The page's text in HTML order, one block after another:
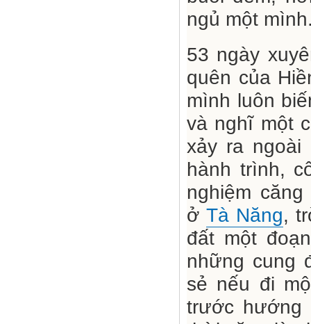
ngủ một
53 ngày
quên của
mình luôn
và nghĩ một
xảy ra ngoài
hành trình,
nghiệm
ở Tà Năng,
đất một
những cung
sẻ nếu đi
trước hướng